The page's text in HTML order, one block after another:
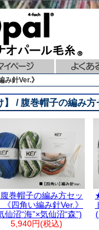
針Ver.》
/ 腹巻帽子の編み
巻帽子の編み方セッ
《四角い編み針Ver.》
仙沼“海”×気仙沼“森”)
5,940円(税込)